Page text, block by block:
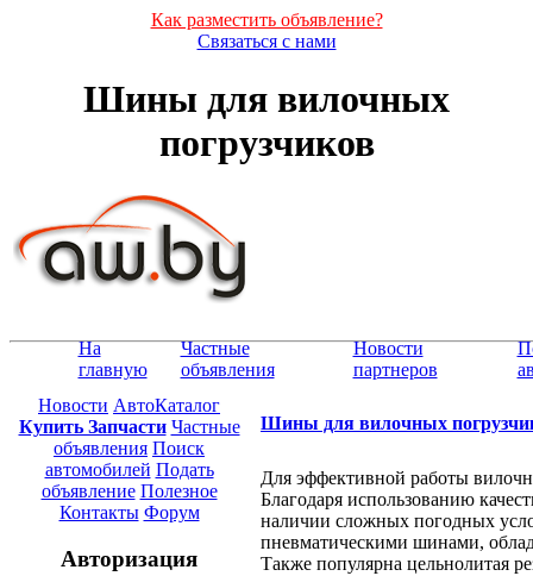
Как разместить объявление?
Связаться с нами
Шины для вилочных
погрузчиков
На
главную
Частные
объявления
Новости
партнеров
Новости АвтоКаталог
Купить Запчасти Частные
объявления Поиск
автомобилей Подать
объявление Полезное
Контакты Форум
Авторизация
Шины для вилочных
Для эффективной работы
Благодаря использованию
наличии сложных погодных
пневматическими шинами,
Также популярна цельнолитая